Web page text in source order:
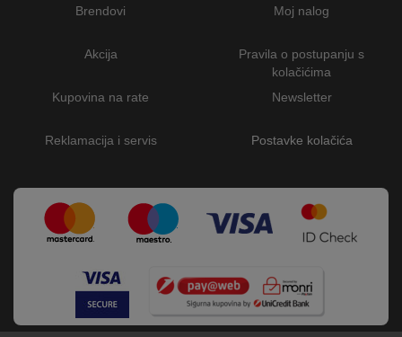
Brendovi
Akcija
Kupovina na rate
Reklamacija i servis
Moj nalog
Pravila o postupanju s
kolačićima
Newsletter
Postavke kolačića